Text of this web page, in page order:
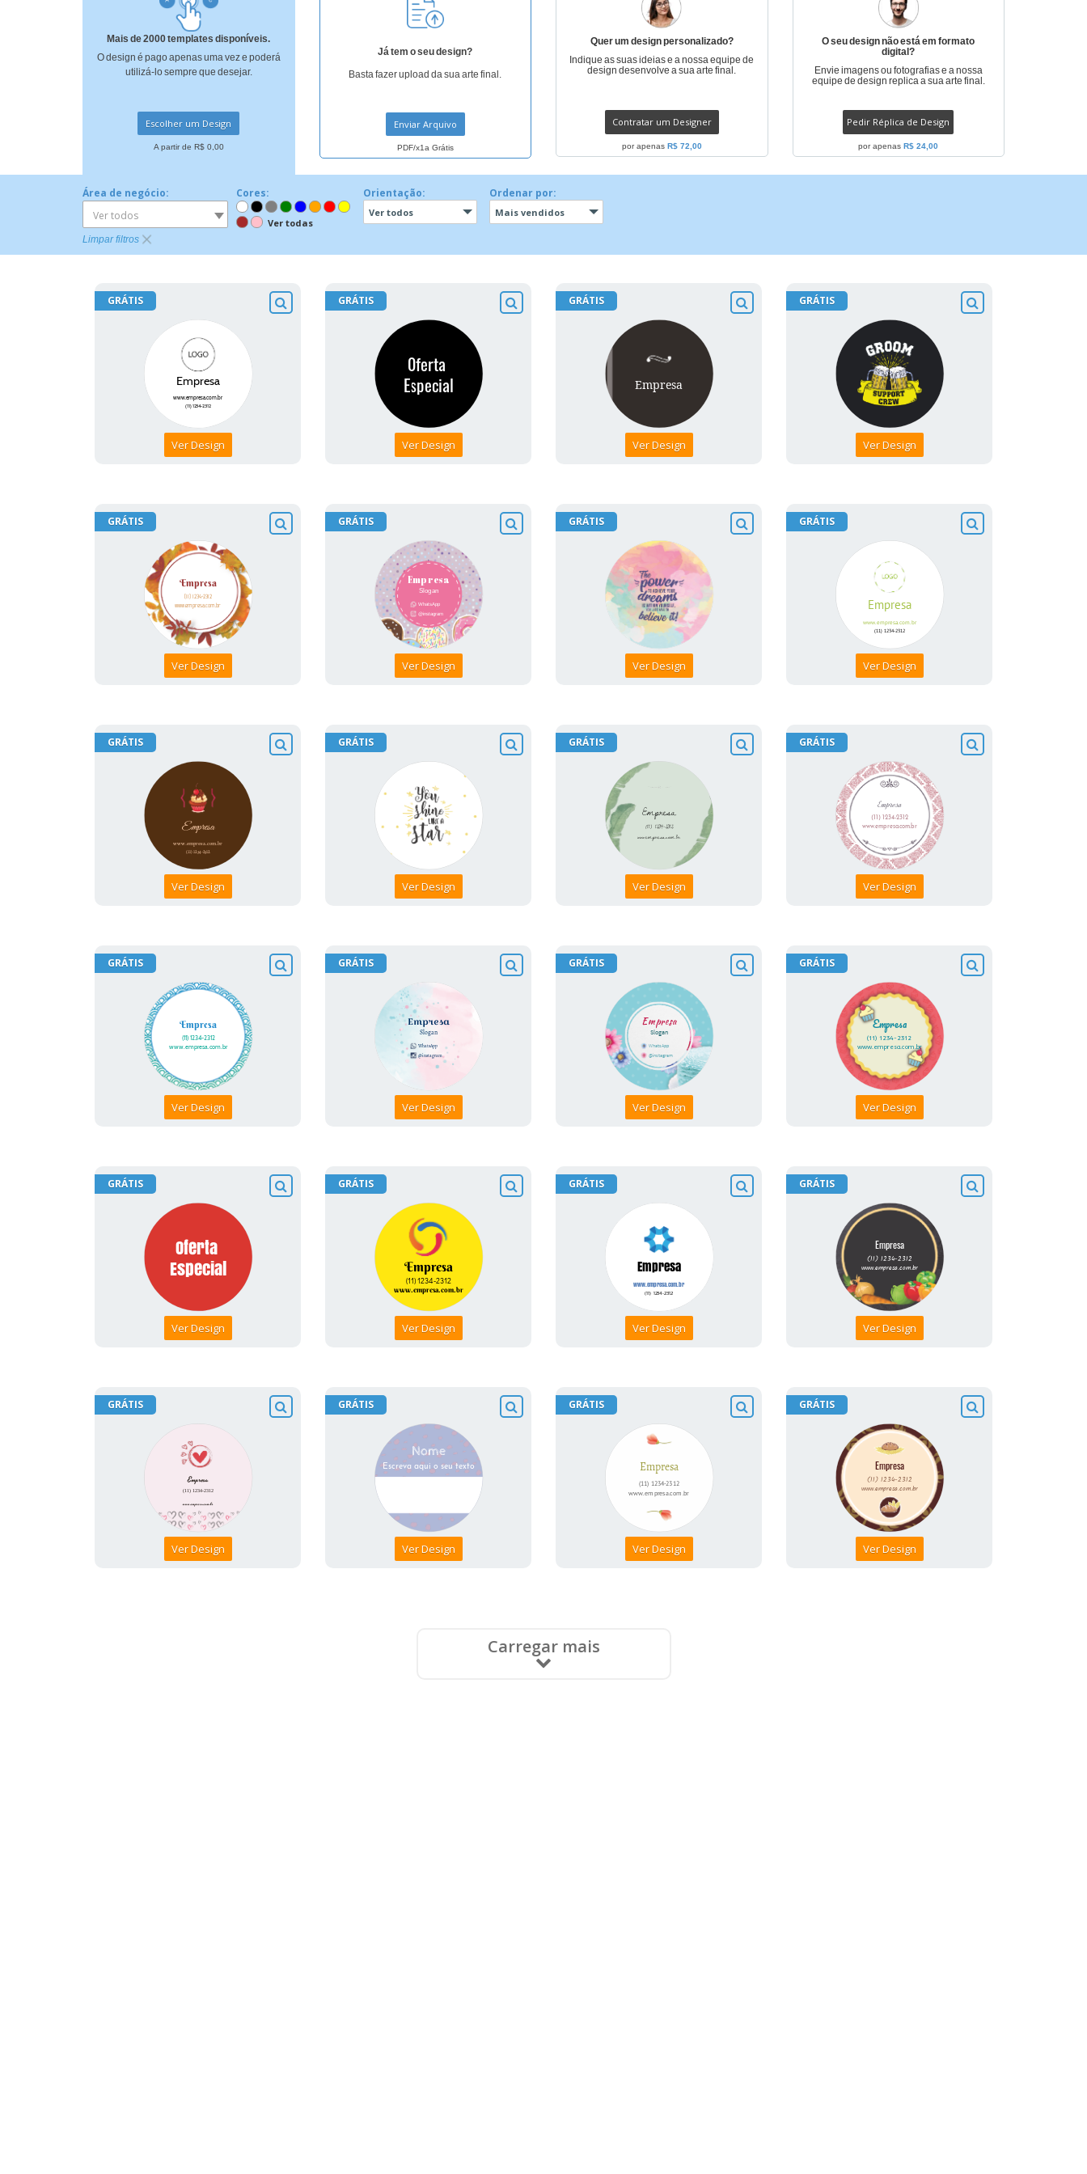
Mais de 2000 templates disponíveis.
O design é pago apenas uma vez e poderá
utilizá-lo sempre que desejar.
Escolher um Design
A partir de R$ 0,00
Já tem o seu design?
Basta fazer upload da sua arte final.
Enviar Arquivo
PDF/x1a Grátis
Quer um design personalizado?
Indique as suas ideias e a nossa equipe de
design desenvolve a sua arte final.
Contratar um Designer
por apenas R$ 72,00
O seu design não está em formato
digital?
Envie imagens ou fotografias e a nossa
equipe de design replica a sua arte final.
Pedir Réplica de Design
por apenasR$ 24,00
Área de negócio:
Ver todos
Cores:
Ver todas
Orientação:
Ver todos
Ordenar por:
Mais vendidos
Limpar filtros
GRÁTIS
Ver Design
GRÁTIS
Ver Design
GRÁTIS
Ver Design
GRÁTIS
Ver Design
GRÁTIS
Ver Design
GRÁTIS
Ver Design
GRÁTIS
Ver Design
GRÁTIS
Ver Design
GRÁTIS
Ver Design
GRÁTIS
Ver Design
GRÁTIS
Ver Design
GRÁTIS
Ver Design
GRÁTIS
Ver Design
GRÁTIS
Ver Design
GRÁTIS
Ver Design
GRÁTIS
Ver Design
GRÁTIS
Ver Design
GRÁTIS
Ver Design
GRÁTIS
Ver Design
GRÁTIS
Ver Design
GRÁTIS
Ver Design
GRÁTIS
Ver Design
GRÁTIS
Ver Design
GRÁTIS
Ver Design
Carregar mais